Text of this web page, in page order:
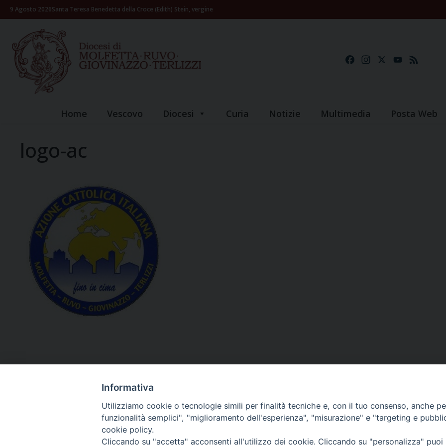
Skip9 Agosto 2026Santa Teresa Benedetta della Croce (Edith) Stein, vergine
FacebookInstagramYouTube
Home Vescovo Diocesi Curia Notizie Multimedia Posta Web
logo-ac
Ufficio Comunicazioni sociali
Informativa
Utilizziamo cookie o tecnologie simili per finalità tecniche e, con il tuo consenso, anche
funzionalità semplici", "miglioramento dell'esperienza", "misurazione" e "targeting e
cookie policy.
Cliccando su "accetta" acconsenti all'utilizzo dei cookie. Cliccando su "personalizza"